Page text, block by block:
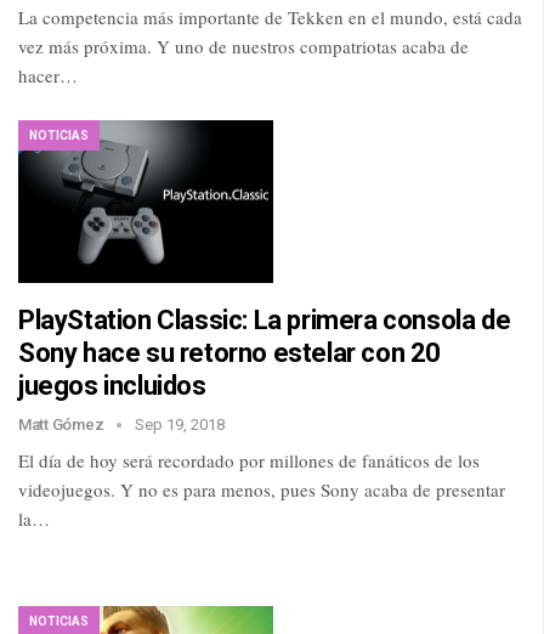
La competencia más importante de Tekken en el mundo, está cada
vez más próxima. Y uno de nuestros compatriotas acaba de
hacer…
NOTICIAS
PlayStation Classic: La primera consola de
Sony hace su retorno estelar con 20
juegos incluidos
Matt Gómez Sep 19, 2018
El día de hoy será recordado por millones de fanáticos de los
videojuegos. Y no es para menos, pues Sony acaba de presentar
la…
NOTICIAS